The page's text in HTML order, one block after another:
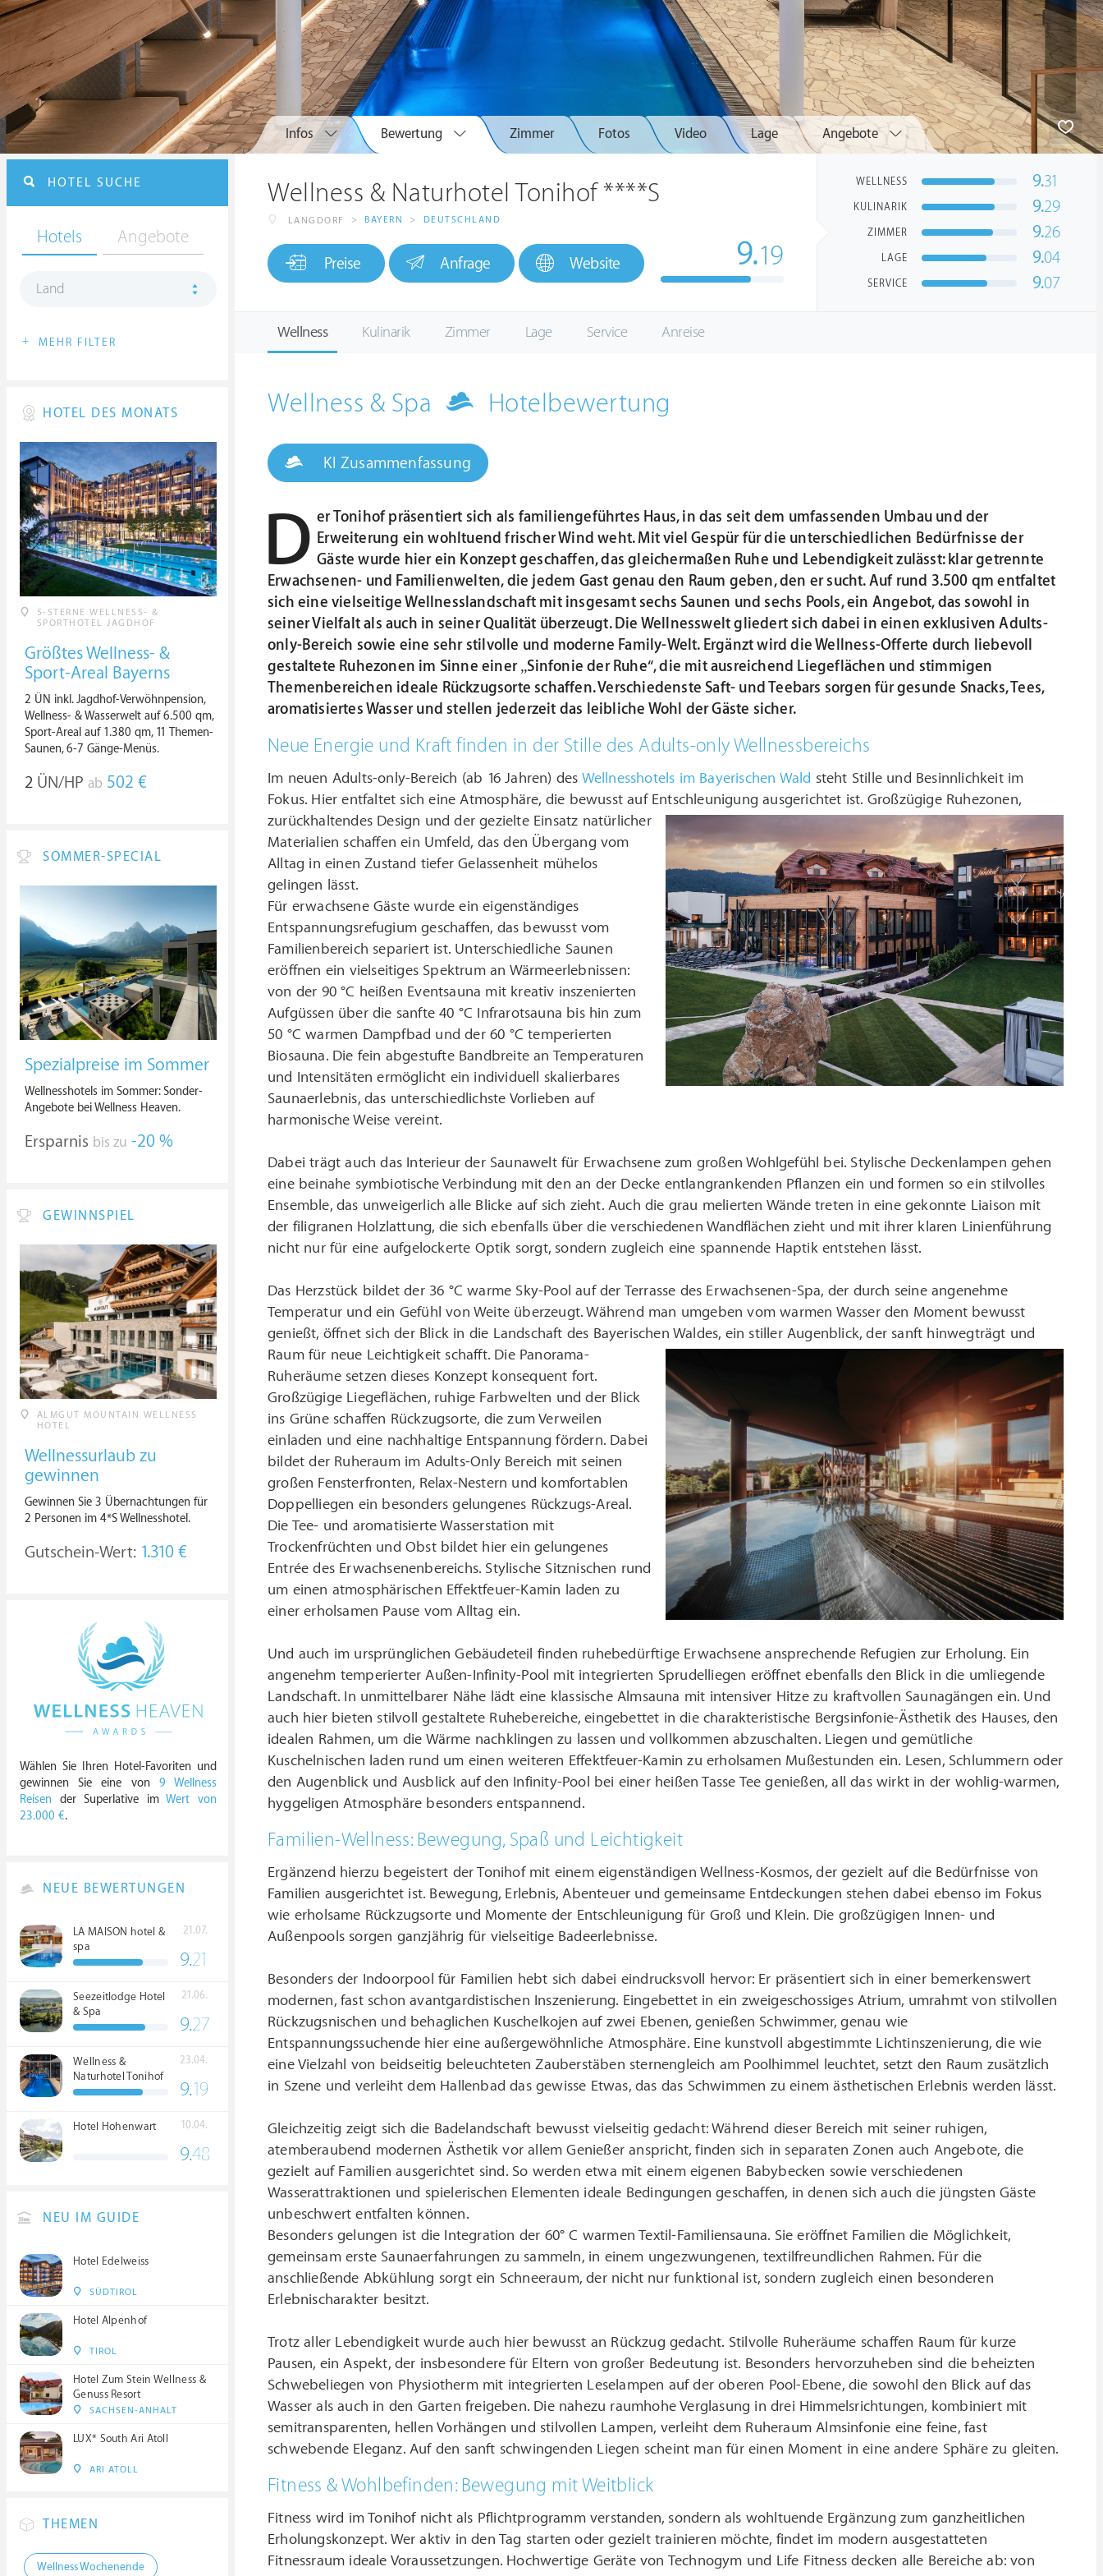
Infos Bewertung Zimmer Fotos Video Lage Angebote
Wellness & Naturhotel Tonihof ****S
LANGDORF > BAYERN > DEUTSCHLAND
Preise Anfrage Website 9.19
WELLNESS 9.31
KULINARIK 9.29
ZIMMER 9.26
LAGE 9.04
SERVICE 9.07
Wellness Kulinarik Zimmer Lage Service Anreise
Wellness & Spa Hotelbewertung
KI Zusammenfassung
D er Tonihof präsentiert sich als familiengeführtes Haus, in das seit dem umfassenden Umbau und der
Erweiterung ein wohltuend frischer Wind weht. Mit viel Gespür für die unterschiedlichen Bedürfnisse der
Gäste wurde hier ein Konzept geschaffen, das gleichermaßen Ruhe und Lebendigkeit zulässt: klar getrennte
Erwachsenen- und Familienwelten, die jedem Gast genau den Raum geben, den er sucht. Auf rund 3.500 qm entfaltet
sich eine vielseitige Wellnesslandschaft mit insgesamt sechs Saunen und sechs Pools, ein Angebot, das sowohl in
seiner Vielfalt als auch in seiner Qualität überzeugt. Die Wellnesswelt gliedert sich dabei in einen exklusiven Adults-
only-Bereich sowie eine sehr stilvolle und moderne Family-Welt. Ergänzt wird die Wellness-Offerte durch liebevoll
gestaltete Ruhezonen im Sinne einer „Sinfonie der Ruhe“, die mit ausreichend Liegeflächen und stimmigen
Themenbereichen ideale Rückzugsorte schaffen. Verschiedenste Saft- und Teebars sorgen für gesunde Snacks, Tees,
aromatisiertes Wasser und stellen jederzeit das leibliche Wohl der Gäste sicher.
Neue Energie und Kraft finden in der Stille des Adults-only Wellnessbereichs
Im neuen Adults-only-Bereich (ab 16 Jahren) des Wellnesshotels im Bayerischen Wald steht Stille und Besinnlichkeit im
Fokus. Hier entfaltet sich eine Atmosphäre, die bewusst auf Entschleunigung ausgerichtet ist. Großzügige Ruhezonen,
zurückhaltendes Design und der gezielte Einsatz natürlicher
Materialien schaffen ein Umfeld, das den Übergang vom
Alltag in einen Zustand tiefer Gelassenheit mühelos
gelingen lässt.
Für erwachsene Gäste wurde ein eigenständiges
Entspannungsrefugium geschaffen, das bewusst vom
Familienbereich separiert ist. Unterschiedliche Saunen
eröffnen ein vielseitiges Spektrum an Wärmeerlebnissen:
von der 90 °C heißen Eventsauna mit kreativ inszenierten
Aufgüssen über die sanfte 40 °C Infrarotsauna bis hin zum
50 °C warmen Dampfbad und der 60 °C temperierten
Biosauna. Die fein abgestufte Bandbreite an Temperaturen
und Intensitäten ermöglicht ein individuell skalierbares
Saunaerlebnis, das unterschiedlichste Vorlieben auf
harmonische Weise vereint.
Dabei trägt auch das Interieur der Saunawelt für Erwachsene zum großen Wohlgefühl bei. Stylische Deckenlampen gehen
eine beinahe symbiotische Verbindung mit den an der Decke entlangrankenden Pflanzen ein und formen so ein stilvolles
Ensemble, das unweigerlich alle Blicke auf sich zieht. Auch die grau melierten Wände treten in eine gekonnte Liaison mit
der filigranen Holzlattung, die sich ebenfalls über die verschiedenen Wandflächen zieht und mit ihrer klaren Linienführung
nicht nur für eine aufgelockerte Optik sorgt, sondern zugleich eine spannende Haptik entstehen lässt.
Das Herzstück bildet der 36 °C warme Sky-Pool auf der Terrasse des Erwachsenen-Spa, der durch seine angenehme
Temperatur und ein Gefühl von Weite überzeugt. Während man umgeben vom warmen Wasser den Moment bewusst
genießt, öffnet sich der Blick in die Landschaft des Bayerischen Waldes, ein stiller Augenblick, der sanft hinwegträgt und
Raum für neue Leichtigkeit schafft. Die Panorama-
Ruheräume setzen dieses Konzept konsequent fort.
Großzügige Liegeflächen, ruhige Farbwelten und der Blick
ins Grüne schaffen Rückzugsorte, die zum Verweilen
einladen und eine nachhaltige Entspannung fördern. Dabei
bildet der Ruheraum im Adults-Only Bereich mit seinen
großen Fensterfronten, Relax-Nestern und komfortablen
Doppelliegen ein besonders gelungenes Rückzugs-Areal.
Die Tee- und aromatisierte Wasserstation mit
Trockenfrüchten und Obst bildet hier ein gelungenes
Entrée des Erwachsenenbereichs. Stylische Sitznischen rund
um einen atmosphärischen Effektfeuer-Kamin laden zu
einer erholsamen Pause vom Alltag ein.
Und auch im ursprünglichen Gebäudeteil finden ruhebedürftige Erwachsene ansprechende Refugien zur Erholung. Ein
angenehm temperierter Außen-Infinity-Pool mit integrierten Sprudelliegen eröffnet ebenfalls den Blick in die umliegende
Landschaft. In unmittelbarer Nähe lädt eine klassische Almsauna mit intensiver Hitze zu kraftvollen Saunagängen ein. Und
auch hier bieten stilvoll gestaltete Ruhebereiche, eingebettet in die charakteristische Bergsinfonie-Ästhetik des Hauses, den
idealen Rahmen, um die Wärme nachklingen zu lassen und vollkommen abzuschalten. Liegen und gemütliche
Kuschelnischen laden rund um einen weiteren Effektfeuer-Kamin zu erholsamen Mußestunden ein. Lesen, Schlummern oder
den Augenblick und Ausblick auf den Infinity-Pool bei einer heißen Tasse Tee genießen, all das wirkt in der wohlig-warmen,
hyggeligen Atmosphäre besonders entspannend.
Familien-Wellness: Bewegung, Spaß und Leichtigkeit
Ergänzend hierzu begeistert der Tonihof mit einem eigenständigen Wellness-Kosmos, der gezielt auf die Bedürfnisse von
Familien ausgerichtet ist. Bewegung, Erlebnis, Abenteuer und gemeinsame Entdeckungen stehen dabei ebenso im Fokus
wie erholsame Rückzugsorte und Momente der Entschleunigung für Groß und Klein. Die großzügigen Innen- und
Außenpools sorgen ganzjährig für vielseitige Badeerlebnisse.
Besonders der Indoorpool für Familien hebt sich dabei eindrucksvoll hervor: Er präsentiert sich in einer bemerkenswert
modernen, fast schon avantgardistischen Inszenierung. Eingebettet in ein zweigeschossiges Atrium, umrahmt von stilvollen
Rückzugsnischen und behaglichen Kuschelkojen auf zwei Ebenen, genießen Schwimmer, genau wie
Entspannungssuchende hier eine außergewöhnliche Atmosphäre. Eine kunstvoll abgestimmte Lichtinszenierung, die wie
eine Vielzahl von beidseitig beleuchteten Zauberstäben sternengleich am Poolhimmel leuchtet, setzt den Raum zusätzlich
in Szene und verleiht dem Hallenbad das gewisse Etwas, das das Schwimmen zu einem ästhetischen Erlebnis werden lässt.
Gleichzeitig zeigt sich die Badelandschaft bewusst vielseitig gedacht: Während dieser Bereich mit seiner ruhigen,
atemberaubend modernen Ästhetik vor allem Genießer anspricht, finden sich in separaten Zonen auch Angebote, die
gezielt auf Familien ausgerichtet sind. So werden etwa mit einem eigenen Babybecken sowie verschiedenen
Wasserattraktionen und spielerischen Elementen ideale Bedingungen geschaffen, in denen sich auch die jüngsten Gäste
unbeschwert entfalten können.
Besonders gelungen ist die Integration der 60° C warmen Textil-Familiensauna. Sie eröffnet Familien die Möglichkeit,
gemeinsam erste Saunaerfahrungen zu sammeln, in einem ungezwungenen, textilfreundlichen Rahmen. Für die
anschließende Abkühlung sorgt ein Schneeraum, der nicht nur funktional ist, sondern zugleich einen besonderen
Erlebnischarakter besitzt.
Trotz aller Lebendigkeit wurde auch hier bewusst an Rückzug gedacht. Stilvolle Ruheräume schaffen Raum für kurze
Pausen, ein Aspekt, der insbesondere für Eltern von großer Bedeutung ist. Besonders hervorzuheben sind die beheizten
Schwebeliegen von Physiotherm mit integrierten Leselampen auf der oberen Pool-Ebene, die sowohl den Blick auf das
Wasser als auch in den Garten freigeben. Die nahezu raumhohe Verglasung in drei Himmelsrichtungen, kombiniert mit
semitransparenten, hellen Vorhängen und stilvollen Lampen, verleiht dem Ruheraum Almsinfonie eine feine, fast
schwebende Eleganz. Auf den sanft schwingenden Liegen scheint man für einen Moment in eine andere Sphäre zu gleiten.
Fitness & Wohlbefinden: Bewegung mit Weitblick
Fitness wird im Tonihof nicht als Pflichtprogramm verstanden, sondern als wohltuende Ergänzung zum ganzheitlichen
Erholungskonzept. Wer aktiv in den Tag starten oder gezielt trainieren möchte, findet im modern ausgestatteten
Fitnessraum ideale Voraussetzungen. Hochwertige Geräte von Technogym und Life Fitness decken alle Bereiche ab: von
HOTEL SUCHE
Hotels Angebote
Land
+ MEHR FILTER
HOTEL DES MONATS
5-STERNE WELLNESS- &
SPORTHOTEL JAGDHOF
Größtes Wellness- &
Sport-Areal Bayerns
2 ÜN inkl. Jagdhof-Verwöhnpension,
Wellness- & Wasserwelt auf 6.500 qm,
Sport-Areal auf 1.380 qm, 11 Themen-
Saunen, 6-7 Gänge-Menüs.
2 ÜN/HP ab 502 €
SOMMER-SPECIAL
Spezialpreise im Sommer
Wellnesshotels im Sommer: Sonder-
Angebote bei Wellness Heaven.
Ersparnis bis zu -20 %
GEWINNSPIEL
ALMGUT MOUNTAIN WELLNESS
HOTEL
Wellnessurlaub zu
gewinnen
Gewinnen Sie 3 Übernachtungen für
2 Personen im 4*S Wellnesshotel.
Gutschein-Wert: 1.310 €
Wählen Sie Ihren Hotel-Favoriten und
gewinnen Sie eine von 9 Wellness
Reisen der Superlative imWert von
23.000 €.
NEUE BEWERTUNGEN
LA MAISON hotel &
spa
21.07.
9.21
Seezeitlodge Hotel
& Spa
21.06.
9.27
Wellness &
Naturhotel Tonihof
****S
23.04.
9.19
Hotel Hohenwart 10.04.
9.48
NEU IM GUIDE
Hotel Edelweiss
SÜDTIROL
Hotel Alpenhof
TIROL
Hotel Zum Stein Wellness &
Genuss Resort
SACHSEN-ANHALT
LUX* South Ari Atoll
ARI ATOLL
THEMEN
Wellness Wochenende